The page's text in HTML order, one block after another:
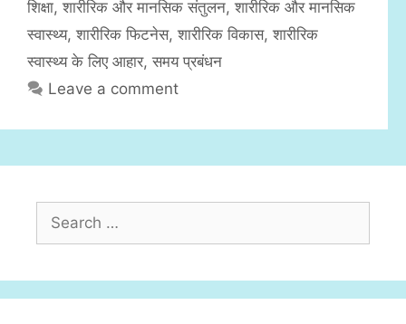
s
शिक्षा, शारीरिक और मानसिक संतुलन, शारीरिक और मानसिक
स्वास्थ्य, शारीरिक फिटनेस, शारीरिक विकास, शारीरिक
स्वास्थ्य के लिए आहार, समय प्रबंधन
Leave a comment
r
c